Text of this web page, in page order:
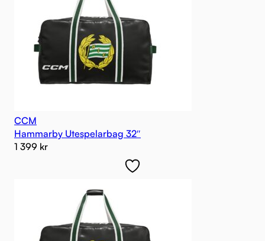
CCM
Hammarby Utespelarbag 32″
1 399 kr